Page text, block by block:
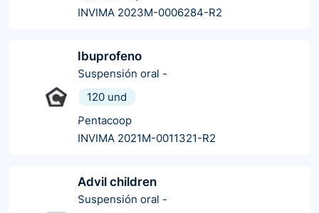
INVIMA 2023M-0006284-R2
Ibuprofeno
Suspensión oral -
120 und
Pentacoop
INVIMA 2021M-0011321-R2
Advil children
Suspensión oral -